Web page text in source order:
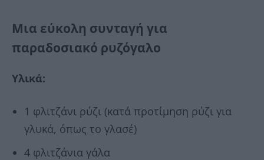
Μια εύκολη συνταγή για
παραδοσιακό ρυζόγαλο
Υλικά:
1 φλιτζάνι ρύζι (κατά προτίμηση ρύζι για
γλυκά, όπως το γλασέ)
4 φλιτζάνια γάλα